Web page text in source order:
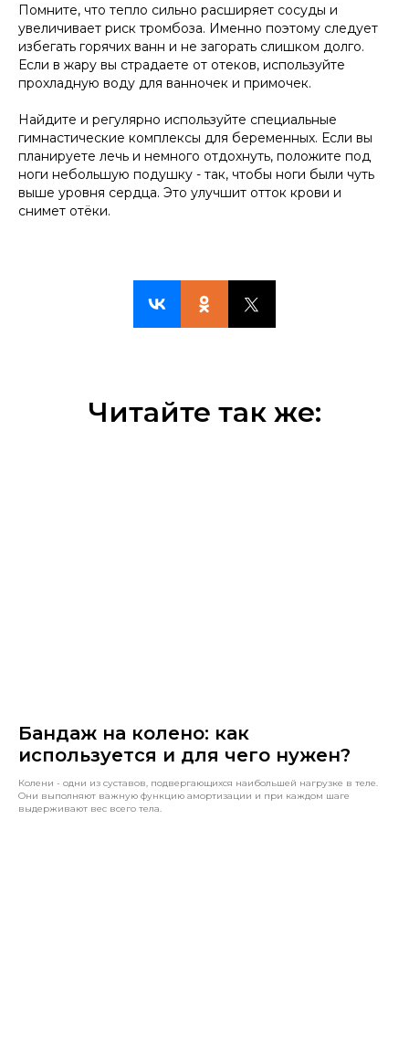
Помните, что тепло сильно расширяет сосуды и
увеличивает риск тромбоза. Именно поэтому следует
избегать горячих ванн и не загорать слишком долго.
Если в жару вы страдаете от отеков, используйте
прохладную воду для ванночек и примочек.
Найдите и регулярно используйте специальные
гимнастические комплексы для беременных. Если вы
планируете лечь и немного отдохнуть, положите под
ноги небольшую подушку - так, чтобы ноги были чуть
выше уровня сердца. Это улучшит отток крови и
снимет отёки.
Читайте так же:
Бандаж на колено: как
используется и для чего нужен?
Колени - одни из суставов, подвергающихся наибольшей нагрузке в теле.
Они выполняют важную функцию амортизации и при каждом шаге
выдерживают вес всего тела.